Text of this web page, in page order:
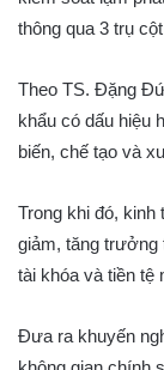
thông qua 3 trụ
Theo TS. Đặng
khẩu có dấu hiệu
biến, chế tạo và
Trong khi đó, kinh
giảm, tăng
tài khóa và tiền tệ
Đưa ra khuyến